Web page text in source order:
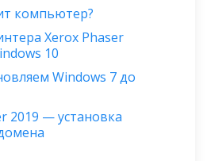
компьютер?
Xerox Phaser
10
Windows 7 до
2019 — установка